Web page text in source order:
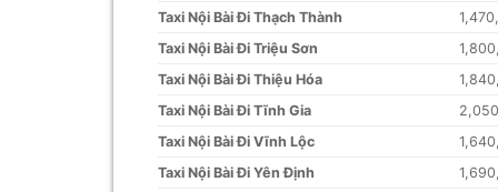
Taxi Nội Bài Đi Thạch Thành
Taxi Nội Bài Đi Triệu Sơn
Taxi Nội Bài Đi Thiệu Hóa
Taxi Nội Bài Đi Tĩnh Gia
Taxi Nội Bài Đi Vĩnh Lộc
Taxi Nội Bài Đi Yên Định